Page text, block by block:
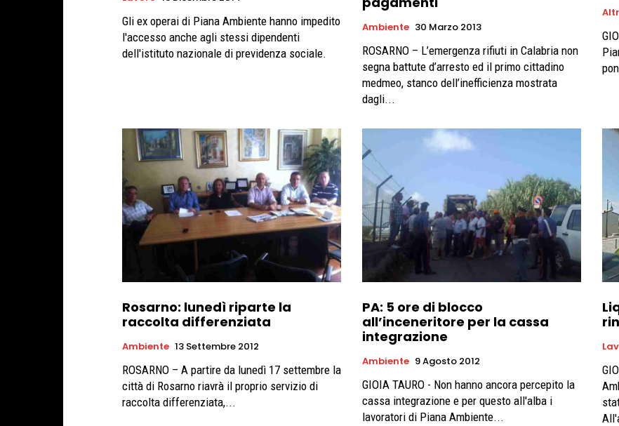
Gli ex operai di Piana Ambiente hanno impedito
l'accesso anche agli stessi dipendenti
dell'istituto nazionale di previdenza sociale.
Ambiente 30 Marzo 2013
ROSARNO – L’emergenza rifiuti in Calabria non
segna battute d’arresto ed il primo cittadino
medmeo, stanco dell’inefficienza mostrata
dagli...
Rosarno: lunedì riparte la
raccolta differenziata
Ambiente 13 Settembre 2012
ROSARNO – A partire da lunedì 17 settembre la
città di Rosarno riavrà il proprio servizio di
raccolta differenziata,...
PA: 5 ore di blocco
all’inceneritore per la cassa
integrazione
Ambiente 9 Agosto 2012
GIOIA TAURO - Non hanno ancora percepito la
cassa integrazione e per questo all'alba i
lavoratori di Piana Ambiente...